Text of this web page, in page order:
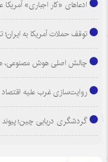
ادعاهای «کار اجباری»
توقف حملات آمریکا به
چالش اصلی هوش مصنوعی،
روایت‌سازی غرب علیه
گردشگری دریایی چین؛ پیوند